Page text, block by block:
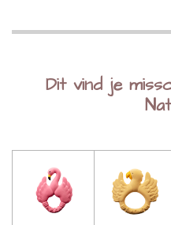
Dit vind je